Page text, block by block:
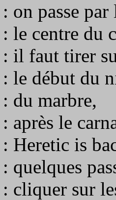
: on passe
: le centre du
: il faut tirer
: le début du
: du marbre,
: après le
: Heretic is
: quelques
: cliquer sur